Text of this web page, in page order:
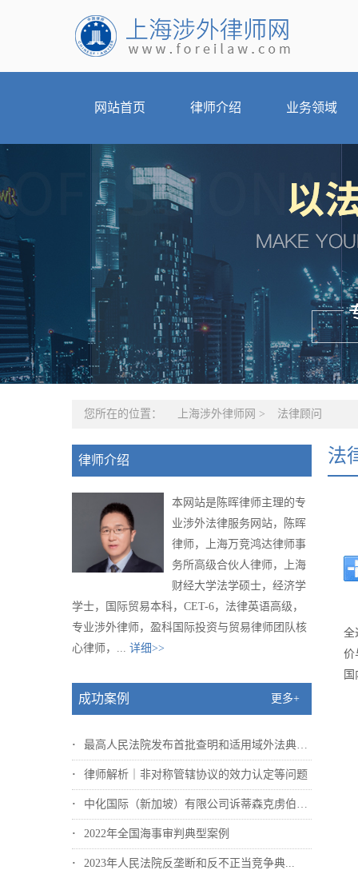
网站首页 律师介绍 业务领域
您所在的位置： 上海涉外律师网 > 法律顾问
律师介绍
本网站是陈晖律师主理的专
业涉外法律服务网站，陈晖
律师，上海万竞鸿达律师事
务所高级合伙人律师，上海
财经大学法学硕士，经济学
学士，国际贸易本科，CET-6，法律英语高级，
专业涉外律师，盈科国际投资与贸易律师团队核
心律师，... 详细>>
成功案例 更多+
最高人民法院发布首批查明和适用域外法典型...
律师解析｜非对称管辖协议的效力认定等问题
中化国际（新加坡）有限公司诉蒂森克虏伯冶...
2022年全国海事审判典型案例
2023年人民法院反垄断和反不正当竞争典...
法
全
价